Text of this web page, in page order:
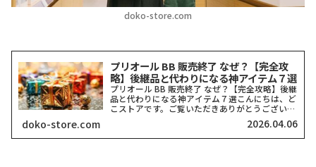
doko-store.com
プリオール BB 販売終了 なぜ？【完全攻
略】後継品と代わりになる神アイテム７選
プリオール BB 販売終了 なぜ？【完全攻略】後継
品と代わりになる神アイテム７選こんにちは、ど
こストアです。ご覧いただきありがとうございま
す。毎日のお化粧で欠かせない存在だったプリオ
ールのBBクリーム。「いつも行っているドラッ
グストアの棚か...
doko-store.com 2026.04.06